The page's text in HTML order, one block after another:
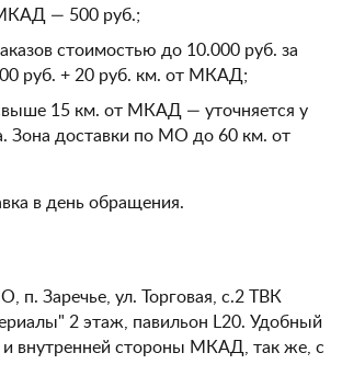
— 500 руб.;
стоимостью до 10.000 руб. за
руб. + 20 руб. км. от МКАД;
15 км. от МКАД — уточняется у
Зона доставки по МО до 60 км. от
в день обращения.
Заречье, ул. Торговая, с.2 ТВК
2 этаж, павильон L20. Удобный
и внутренней стороны МКАД, так же, с